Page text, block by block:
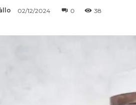
02/12/2024 0 38